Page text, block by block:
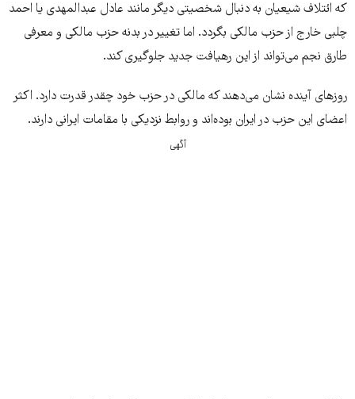
که ائتلاف شیعیان به دنبال شخصیتی دیگر مانند عادل عبدالمهدی یا احمد
چلبی خارج از حزب مالکی بگردد. اما تغییر در بدنه حزب مالکی و معرفی
طارق نجم می‌تواند از این رهیافت جدید جلوگیری کند.
روزهای آینده نشان می‌دهند که مالکی در حزب خود چقدر قدرت دارد. اکثر
اعضای این حزب در ایران بوده‌اند و روابط نزدیکی با مقامات ایرانی دارند.
آگهی